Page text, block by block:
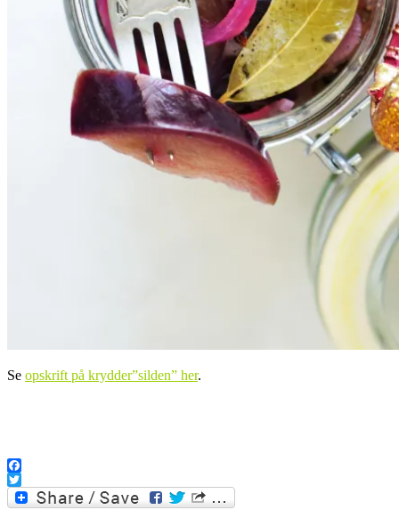
Se opskrift på krydder”silden” her.
Facebook
Twitter